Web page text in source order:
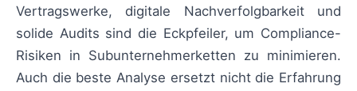
Vertragswerke, digitale Nachverfolgbarkeit und
solide Audits sind die Eckpfeiler, um Compliance-
Risiken in Subunternehmerketten zu minimieren.
Auch die beste Analyse ersetzt nicht die Erfahrung